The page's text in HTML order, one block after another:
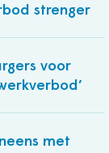
strenger
voor
met